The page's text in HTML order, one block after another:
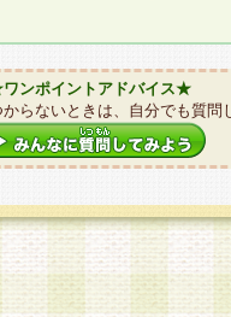
ンポイントアドバイス★
らないときは、自分でも質問